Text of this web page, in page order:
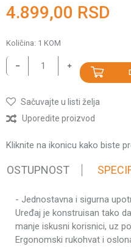
4.899,00 RSD
Količina: 1 KOM
Sačuvajte u listi želja
Uporedite proizvod
Kliknite na ikonicu kako biste
Karakteristika
Kategorija
- Jednostavna i sigurna
Uređaj je konstruisan tako
manje iskusni korisnici, uz
Ergonomski rukohvat i